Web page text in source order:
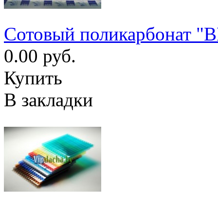
Сотовый поликарбонат
0.00 руб.
Купить
В закладки